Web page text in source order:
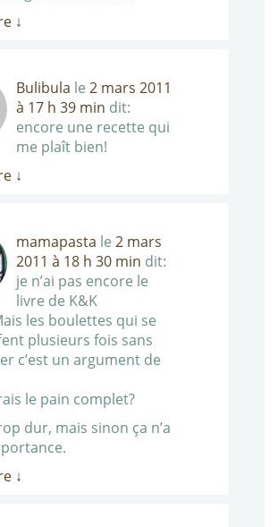
↓
Bulibula le 2 mars 2011
à 17 h 39 min dit:
encore une recette qui
me plaît bien!
↓
mamapasta le 2 mars
2011 à 18 h 30 min dit:
je n’ai pas encore le
livre de K&K
les boulettes qui se
plusieurs fois sans
c’est un argument de
le pain complet?
dur, mais sinon ça n’a
↓